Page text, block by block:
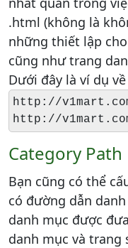
.html (không là
những thiết lập
cũng như trang
Dưới đây là ví dụ
http://
http://
Category Path
Bạn cũng có thể
có đường dẫn
danh mục được
danh mục và trang